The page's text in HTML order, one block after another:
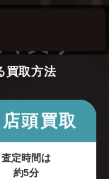
買う！
買取方法
頭買取
査定時間は
約5分